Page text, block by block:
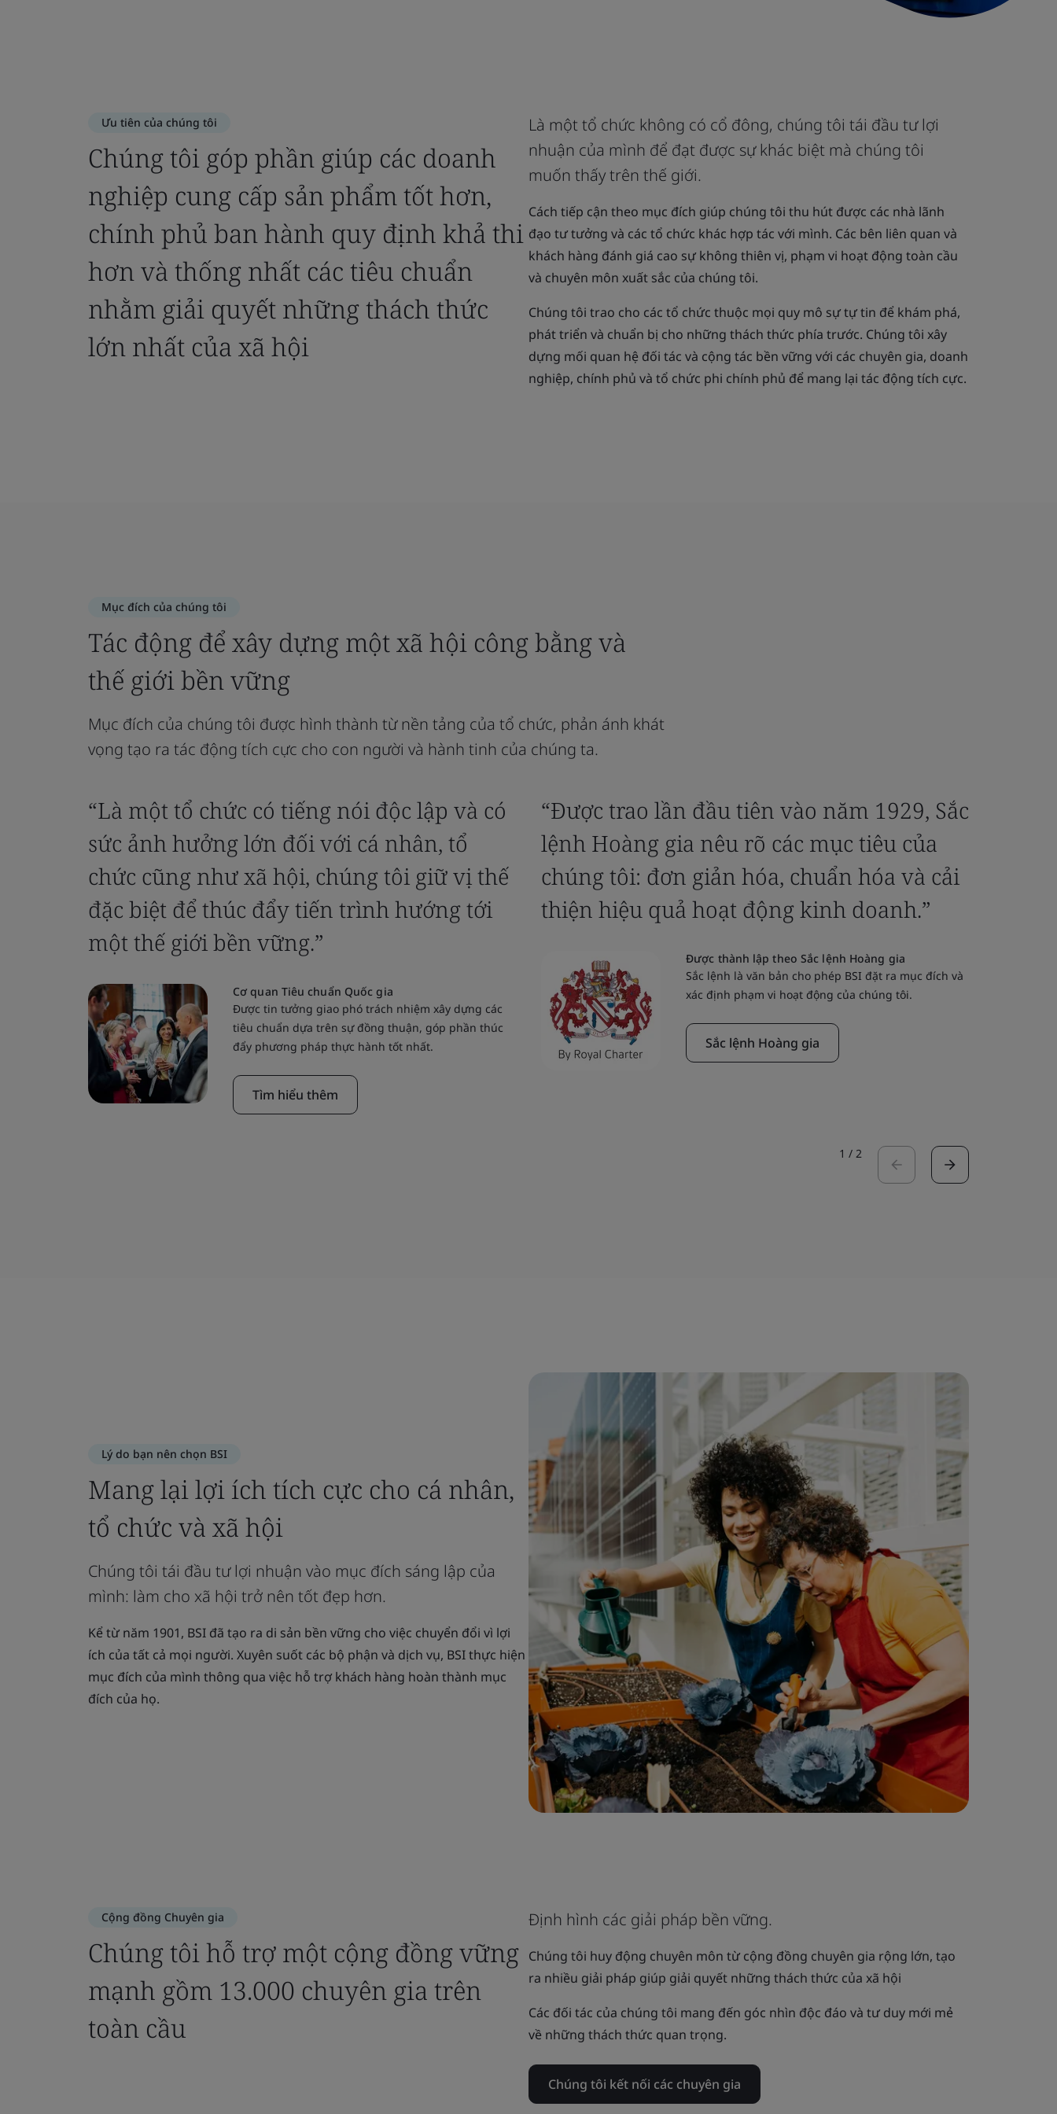
Ưu tiên của chúng tôi
Chúng tôi góp phần giúp các doanh
nghiệp cung cấp sản phẩm tốt hơn,
chính phủ ban hành quy định khả thi
hơn và thống nhất các tiêu chuẩn
nhằm giải quyết những thách thức
lớn nhất của xã hội
Là một tổ chức không có cổ đông, chúng tôi tái đầu tư lợi
nhuận của mình để đạt được sự khác biệt mà chúng tôi
muốn thấy trên thế giới.
Cách tiếp cận theo mục đích giúp chúng tôi thu hút được các nhà lãnh
đạo tư tưởng và các tổ chức khác hợp tác với mình. Các bên liên quan và
khách hàng đánh giá cao sự không thiên vị, phạm vi hoạt động toàn cầu
và chuyên môn xuất sắc của chúng tôi.
Chúng tôi trao cho các tổ chức thuộc mọi quy mô sự tự tin để khám phá,
phát triển và chuẩn bị cho những thách thức phía trước. Chúng tôi xây
dựng mối quan hệ đối tác và cộng tác bền vững với các chuyên gia, doanh
nghiệp, chính phủ và tổ chức phi chính phủ để mang lại tác động tích cực.
Mục đích của chúng tôi
Tác động để xây dựng một xã hội công bằng và
thế giới bền vững
Mục đích của chúng tôi được hình thành từ nền tảng của tổ chức, phản ánh khát
vọng tạo ra tác động tích cực cho con người và hành tinh của chúng ta.
“Là một tổ chức có tiếng nói độc lập và có
sức ảnh hưởng lớn đối với cá nhân, tổ
chức cũng như xã hội, chúng tôi giữ vị thế
đặc biệt để thúc đẩy tiến trình hướng tới
một thế giới bền vững.”
Cơ quan Tiêu chuẩn Quốc gia
Được tin tưởng giao phó trách nhiệm xây dựng các
tiêu chuẩn dựa trên sự đồng thuận, góp phần thúc
đẩy phương pháp thực hành tốt nhất.
Tìm hiểu thêm
“Được trao lần đầu tiên vào năm 1929, Sắc
lệnh Hoàng gia nêu rõ các mục tiêu của
chúng tôi: đơn giản hóa, chuẩn hóa và cải
thiện hiệu quả hoạt động kinh doanh.”
Được thành lập theo Sắc lệnh Hoàng gia
Sắc lệnh là văn bản cho phép BSI đặt ra mục đích và
xác định phạm vi hoạt động của chúng tôi.
Sắc lệnh Hoàng gia
1 / 2
Lý do bạn nên chọn BSI
Mang lại lợi ích tích cực cho cá nhân,
tổ chức và xã hội
Chúng tôi tái đầu tư lợi nhuận vào mục đích sáng lập của
mình: làm cho xã hội trở nên tốt đẹp hơn.
Kể từ năm 1901, BSI đã tạo ra di sản bền vững cho việc chuyển đổi vì lợi
ích của tất cả mọi người. Xuyên suốt các bộ phận và dịch vụ, BSI thực hiện
mục đích của mình thông qua việc hỗ trợ khách hàng hoàn thành mục
đích của họ.
Cộng đồng Chuyên gia
Chúng tôi hỗ trợ một cộng đồng vững
mạnh gồm 13.000 chuyên gia trên
toàn cầu
Định hình các giải pháp bền vững.
Chúng tôi huy động chuyên môn từ cộng đồng chuyên gia rộng lớn, tạo
ra nhiều giải pháp giúp giải quyết những thách thức của xã hội
Các đối tác của chúng tôi mang đến góc nhìn độc đáo và tư duy mới mẻ
về những thách thức quan trọng.
Chúng tôi kết nối các chuyên gia